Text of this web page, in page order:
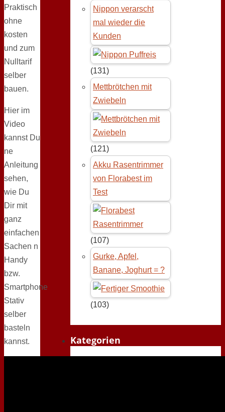
Praktisch
ohne
kosten
und zum
Nulltarif
selber
bauen.
Hier im
Video
kannst Du
ne
Anleitung
sehen,
wie Du
Dir mit
ganz
einfachen
Sachen n
Handy
bzw.
Smartphone
Stativ
selber
basteln
kannst.
Nippon verarscht
mal wieder die
Kunden
(131)
Mettbrötchen mit
Zwiebeln
(121)
Akku Rasentrimmer
von Florabest im
Test
(107)
Gurke, Apfel,
Banane, Joghurt = ?
(103)
Kategorien